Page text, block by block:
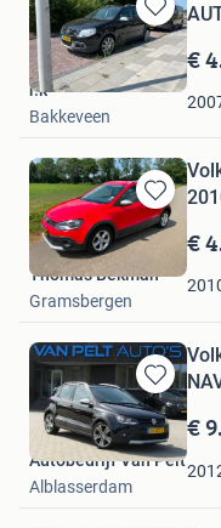
Bewaren
in
Mijn
Favorieten
€
r.k
Bakkeveen
Bewaren
in
Favorieten
€
Thomas Bekman
Gramsbergen
Bewaren
in
Mijn
Favorieten
€
Autobedrijf Van Pelt
Alblasserdam